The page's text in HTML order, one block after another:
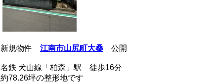
新規物件 江南市山尻町大桑 公開
名鉄 犬山線「柏森」駅 徒歩16分
約78.26坪の整形地です